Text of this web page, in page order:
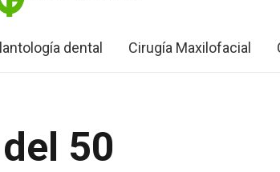
dental Cirugía Maxilofacial
50